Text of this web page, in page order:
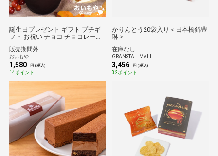
誕生日プレゼント ギフト プチギ
フト お祝い チョコ チョコレート
凍 お取り寄せ スイーツ お菓子 洋
菓子 かわいい 個包装
販売期間外
おいもや
1,580 円 (税込)
14ポイント
かりんとう20袋入り＜日本橋錦豊
琳＞
在庫なし
GRANSTA MALL
3,456 円 (税込)
32ポイント